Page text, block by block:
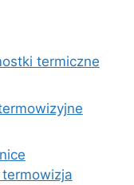
termiczne